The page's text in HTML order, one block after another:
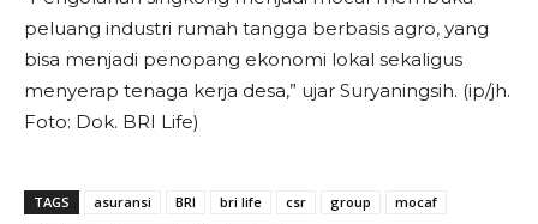
peluang industri rumah tangga berbasis agro, yang
bisa menjadi penopang ekonomi lokal sekaligus
menyerap tenaga kerja desa,” ujar Suryaningsih. (ip/jh.
Foto: Dok. BRI Life)
TAGS asuransi BRI bri life csr group
mocaf